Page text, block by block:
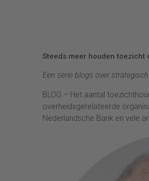
Steeds meer houden toezicht
Een serie blogs over
BLOG – Het aantal
overheidsgerelateerde
Nederlandsche Bank en vele